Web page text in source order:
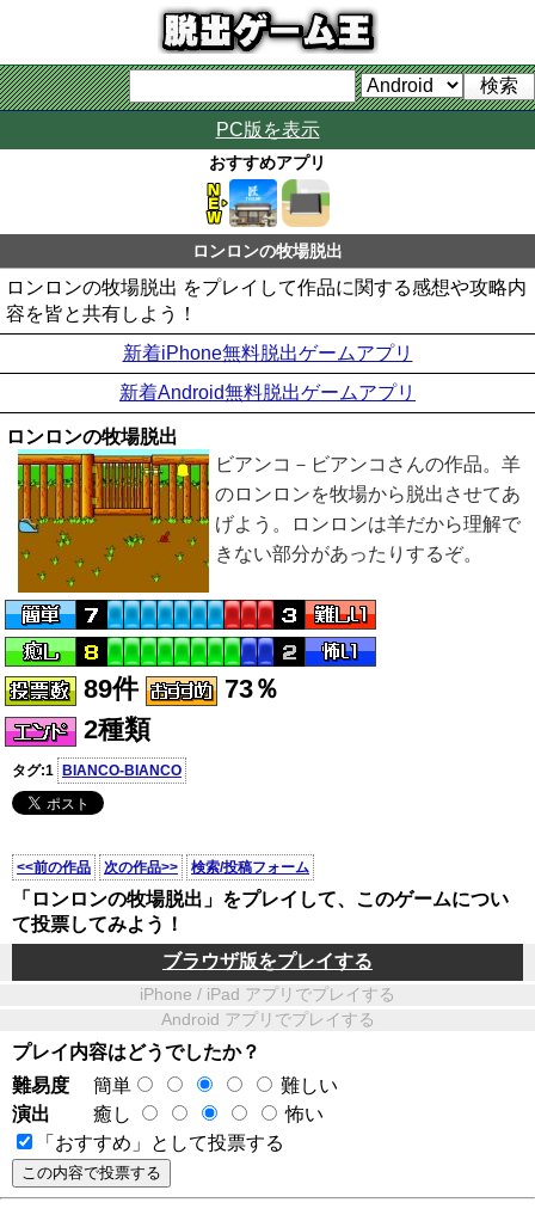
PC版を表示
おすすめアプリ
ロンロンの牧場脱出
ロンロンの牧場脱出 をプレイして作品に関する感想や攻略内
容を皆と共有しよう！
新着iPhone無料脱出ゲームアプリ
新着Android無料脱出ゲームアプリ
ロンロンの牧場脱出
ビアンコ－ビアンコさんの作品。羊
のロンロンを牧場から脱出させてあ
げよう。ロンロンは羊だから理解で
きない部分があったりするぞ。
89件
73％
2種類
タグ:1 BIANCO-BIANCO
<<前の作品 次の作品>> 検索/投稿フォーム
「ロンロンの牧場脱出」をプレイして、このゲームについ
て投票してみよう！
ブラウザ版をプレイする
iPhone / iPad アプリでプレイする
Android アプリでプレイする
プレイ内容はどうでしたか？
難易度
簡単
難しい
演出
癒し
怖い
「おすすめ」として投票する